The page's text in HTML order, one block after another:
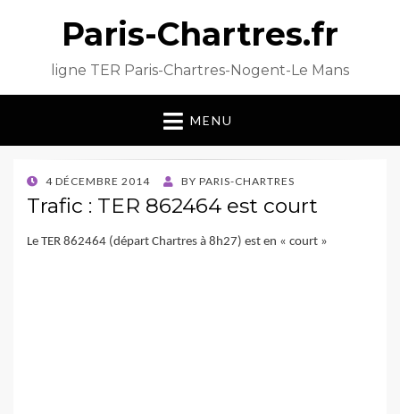
Paris-Chartres.fr
ligne TER Paris-Chartres-Nogent-Le Mans
MENU
POSTED
ON
4 DÉCEMBRE 2014 BY PARIS-CHARTRES
Trafic : TER 862464 est court
Le TER 862464 (départ Chartres à 8h27) est en « court »